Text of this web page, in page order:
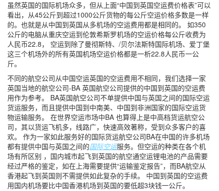
虽然英国的国际机场众多，但从上面“中国到英国空运费价格表”可以
看出，从45公斤到超过1000公斤货物的每公斤空运价格多数是一样
的。也就是从中国到英国从多机场的空运费用都是相同的。 如350
公斤的电脑从重庆空运到伦敦希斯罗机场的空运价格每公斤收费为
人民币22.8， 空运到除了曼彻斯特、/贝尔法斯特国际机场、爱丁堡
这三个机场外的所有英国机场空运价格都是一析22.8人民币一公
斤。
不同的航空公司从中国空运英国的空运费用不相同，我们选择一家
英国当地的航空公司-BA 英国航空公司提供的中国到英国的空运费
用作为参考。 BA英国航空公司不单提供中国与英国之间的国际空运
货运服务，而且提供中国到中南美、中国到非洲国家的国际空运货
物运输服务。 在世界空运市场中BA 也算得上是中高档货运航空公
司，其以货运飞机多，线路广，快速高效著称，受到众多客户的喜
欢。 作为一家如此服务好的国际货运航空公司BA在中国的许多机场
都有提供中国与英国之间的国际空运服务。但空运的种类在各个机
场有所区别 ，国内城市起飞到英国的航空通空运锂电池的产品需要
经过严格的鉴定，如在上海需要提供“运输鉴定报告”，而BA航空从
香港起飞到英国则不需提供如此复杂的手续。 中国到英国的空运费
用国内机场要比中国香港机场到英国的要低超3块钱一公斤。